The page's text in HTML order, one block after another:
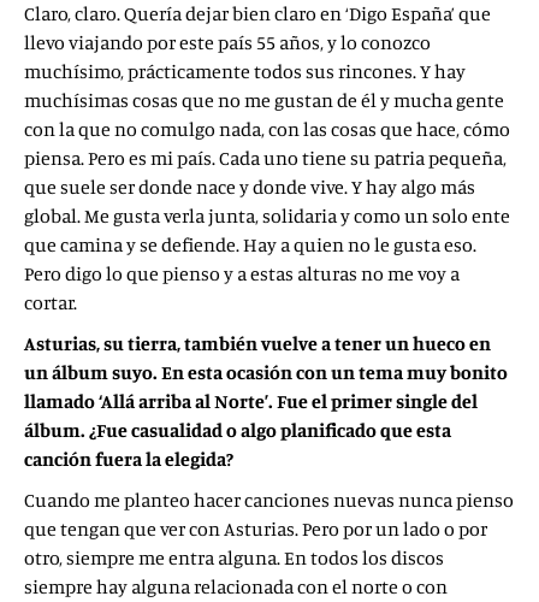
Claro, claro. Quería dejar bien claro en ‘Digo España’ que
llevo viajando por este país 55 años, y lo conozco
muchísimo, prácticamente todos sus rincones. Y hay
muchísimas cosas que no me gustan de él y mucha gente
con la que no comulgo nada, con las cosas que hace, cómo
piensa. Pero es mi país. Cada uno tiene su patria pequeña,
que suele ser donde nace y donde vive. Y hay algo más
global. Me gusta verla junta, solidaria y como un solo ente
que camina y se defiende. Hay a quien no le gusta eso.
Pero digo lo que pienso y a estas alturas no me voy a
cortar.
Asturias, su tierra, también vuelve a tener un hueco en
un álbum suyo. En esta ocasión con un tema muy bonito
llamado ‘Allá arriba al Norte’. Fue el primer single del
álbum. ¿Fue casualidad o algo planificado que esta
canción fuera la elegida?
Cuando me planteo hacer canciones nuevas nunca pienso
que tengan que ver con Asturias. Pero por un lado o por
otro, siempre me entra alguna. En todos los discos
siempre hay alguna relacionada con el norte o con